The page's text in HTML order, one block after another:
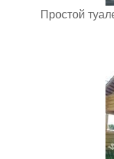
Простой